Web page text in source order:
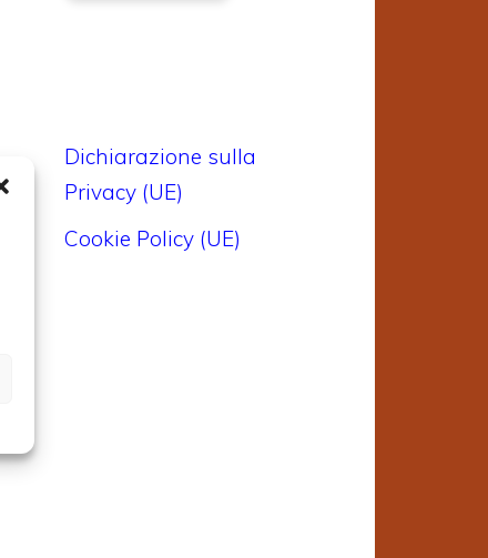
Dichiarazione sulla
Privacy (UE)
Cookie Policy (UE)